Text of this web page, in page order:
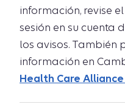
información, revise
sesión en su cuenta
los avisos. También
información en
Health Care